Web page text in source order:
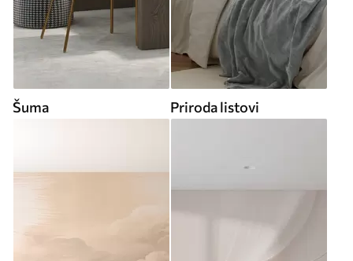
Šuma Priroda listovi